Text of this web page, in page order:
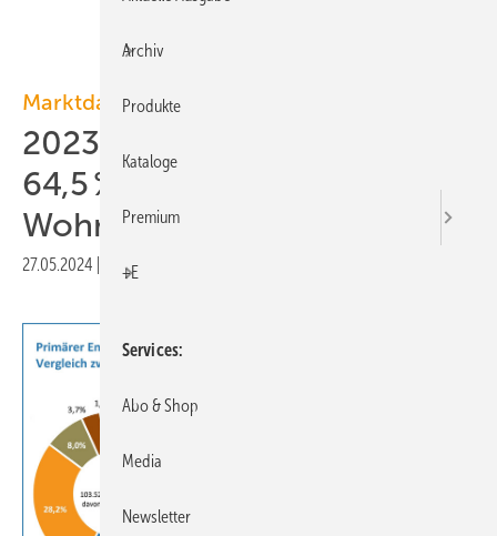
Marktdaten
2023: Wärmepumpen heizen
64,5 % der neuen
Wohngebäude
27.05.2024 Druckvorschau
Archiv
Produkte
Kataloge
Premium
+E
Services
Abo & Shop
Media
Newsletter